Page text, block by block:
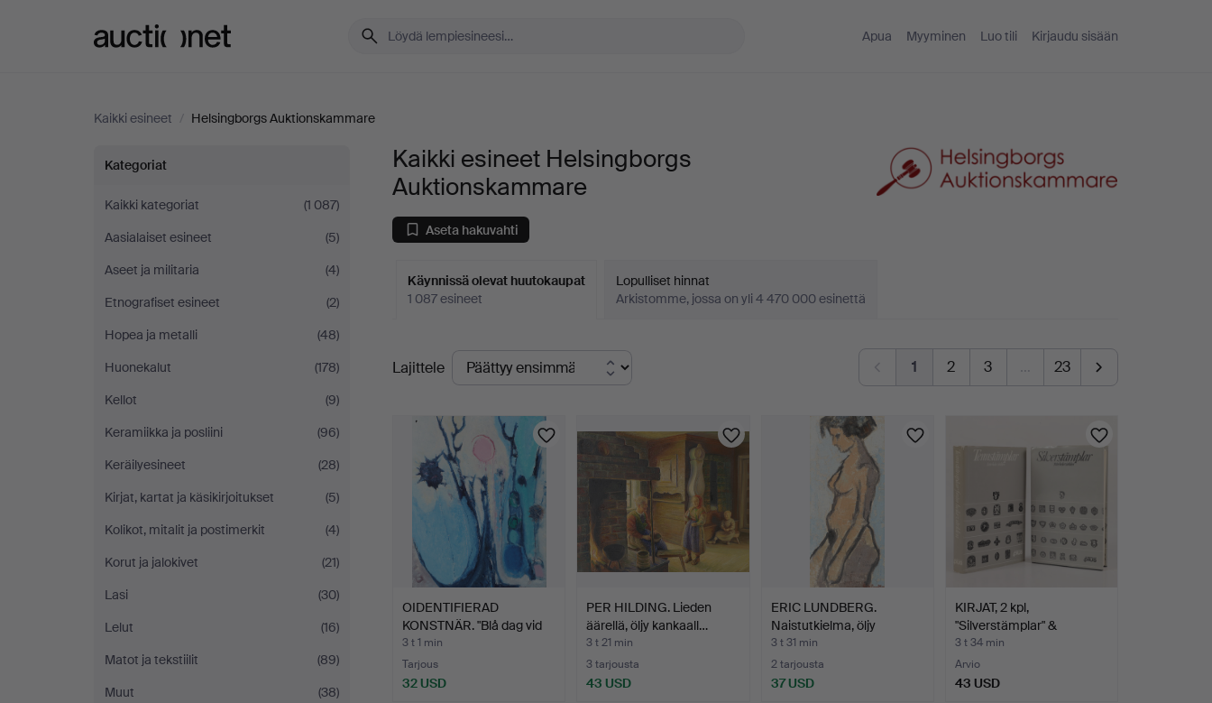
Apua Myyminen Luo tili Kirjaudu sisään
Kaikki esineet / Helsingborgs Auktionskammare
Kaikki
esineet
Helsingborgs
Auktionskammare
Kategoriat
Kaikki kategoriat
(1 087)
Aasialaiset esineet
(5)
Aseet ja militaria
(4)
Etnografiset esineet
(2)
Hopea ja metalli
(48)
Huonekalut
(178)
Kellot
(9)
Keramiikka ja posliini
(96)
Keräilyesineet
(28)
Kirjat, kartat ja käsikirjoitukset
(5)
Kolikot, mitalit ja postimerkit
(4)
Korut ja jalokivet
(21)
Lasi
(30)
Lelut
(16)
Matot ja tekstiilit
(89)
Muut
(38)
Kaikki esineet Helsingborgs
Auktionskammare
Aseta hakuvahti
Käynnissä olevat huutokaupat
1 087 esineet
Lopulliset hinnat
Arkistomme, jossa on yli 4 470 000 esinettä
Käynnissä
olevat
huutokaupat
Lajittele 1 2 3 … 23
OIDENTIFIERAD
KONSTNÄR. "Blå dag vid
havet…
3 t 1 min
Tarjous
32 USD
PER HILDING. Lieden
äärellä, öljy kankaall…
3 t 21 min
3 tarjousta
43 USD
ERIC LUNDBERG.
Naistutkielma, öljy
kankaal…
3 t 31 min
2 tarjousta
37 USD
KIRJAT, 2 kpl,
"Silverstämplar" &
"Tennstä…
3 t 34 min
Arvio
43 USD